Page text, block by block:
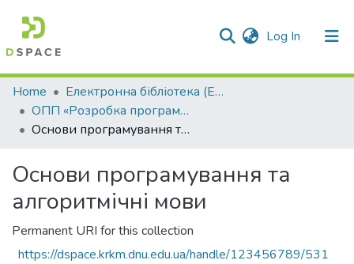
Log In (current)
Communities & Collections
All of DSpace
Home
Електронна бібліотека (E-Book)
ОПП «Розробка програмного забезпечення»
Основи програмування та алгоритмічні мови
Основи програмування та
алгоритмічні мови
Permanent URI for this collection
https://dspace.krkm.dnu.edu.ua/handle/123456789/531